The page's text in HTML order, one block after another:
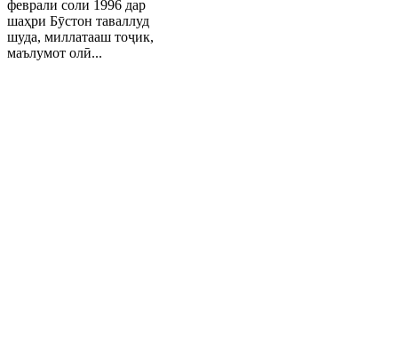
феврали соли 1996 дар
шаҳри Бӯстон таваллуд
шуда, миллатааш тоҷик,
маълумот олӣ...